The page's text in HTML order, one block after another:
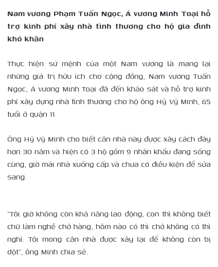
Nam vương Phạm Tuấn Ngọc, Á vương Minh Toại hỗ
trợ kinh phí xây nhà tình thương cho hộ gia đình
khó khăn
Thực hiện sứ mệnh của một Nam vương là mang lại
những giá trị hữu ích cho cộng đồng, Nam vương Tuấn
Ngọc, Á vương Minh Toại đã đến khảo sát và hỗ trợ kinh
phí xây dựng nhà tình thương cho hộ ông Hỷ Vỹ Minh, 65
tuổi ở quận 11.
Ông Hỷ Vỹ Minh cho biết căn nhà này được xây cách đây
hơn 30 năm và hiện có 3 hộ gồm 9 nhân khẩu đang sống
cùng, giờ mái nhà xuống cấp và chưa có điều kiện để sửa
sang.
“Tôi giờ không còn khả năng lao động, con thì không biết
chữ làm nghề chở hàng, hôm nào có thì chở không có thì
nghỉ. Tôi mong căn nhà được xây lại để không còn bị
dột”, ông Minh chia sẻ.